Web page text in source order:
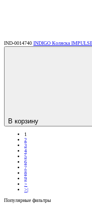
IND-0014740 INDIGO Коляска
В корзину
1
2
3
4
5
6
7
8
9
>
>|
Популярные фильтры